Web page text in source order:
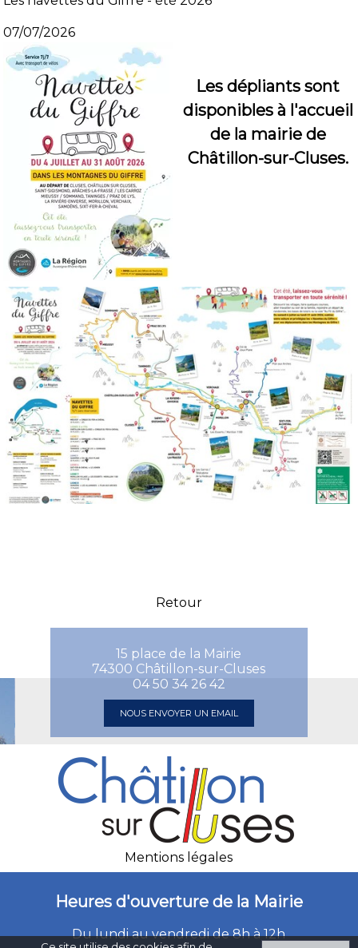
07/07/2026
Les dépliants sont
disponibles à l'accueil
de la mairie de
Châtillon-sur-Cluses.
Retour
15 place de la Mairie
74300 Châtillon-sur-Cluses
04 50 34 26 42
NOUS ENVOYER UN EMAIL
Mentions légales
Heures d'ouverture de la Mairie
Du lundi au vendredi de 8h à 12h